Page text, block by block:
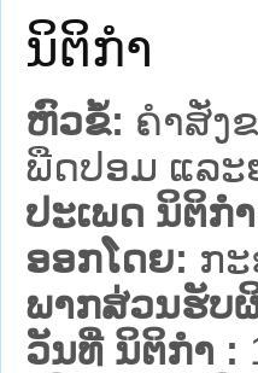
ນິຕິກໍາ
ຫົວຂໍ້: ຄໍາສັ່ງ
ພືດປອມ ແລະ
ປະເພດ ນິຕິກໍ
ອອກໂດຍ: ກ
ພາກສ່ວນຮັບ
ວັນທີ່ ນິຕິກໍາ :